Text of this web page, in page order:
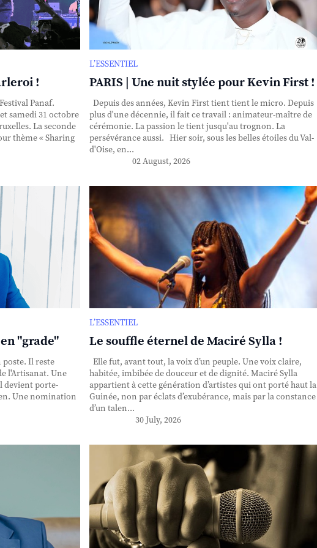
!
Panaf.
samedi 31 octobre
La seconde
thème « Sharing
L’ESSENTIEL
PARIS | Une nuit stylée pour Kevin First !
Depuis des années, Kevin First tient tient le micro. Depuis
plus d'une décennie, il fait ce travail : animateur-maître de
cérémonie. La passion le tient jusqu'au trognon. La
persévérance aussi. Hier soir, sous les belles étoiles du Val-
d'Oise, en...
02 August, 2026
"grade"
poste. Il reste
l'Artisanat. Une
devient porte-
Une nomination
L’ESSENTIEL
Le souffle éternel de Maciré Sylla !
Elle fut, avant tout, la voix d’un peuple. Une voix claire,
habitée, imbibée de douceur et de dignité. Maciré Sylla
appartient à cette génération d’artistes qui ont porté haut la
Guinée, non par éclats d’exubérance, mais par la constance
d’un talen...
30 July, 2026